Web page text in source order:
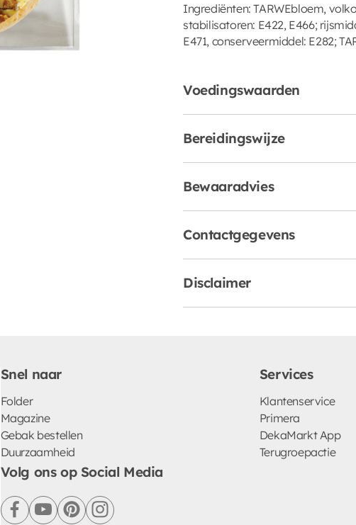
Ingrediënten: TARWEbloem,
stabilisatoren: E422, E466;
E471, conserveermiddel: E282;
Voedingswaarden
Bereidingswijze
Bewaaradvies
Contactgegevens
Disclaimer
Snel naar
Folder
Magazine
Gebak bestellen
Duurzaamheid
Services
Klantenservice
Primera
DekaMarkt App
Terugroepactie
Volg ons op Social Media
facebookyoutubepinterestinstagram